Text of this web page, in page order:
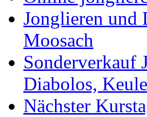
Jonglieren und
Moosach
Sonderverkauf
Diabolos,
Nächster